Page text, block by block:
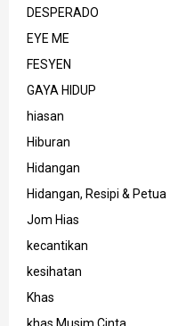
DESPERADO
EYE ME
FESYEN
GAYA HIDUP
hiasan
Hiburan
Hidangan
Hidangan, Resipi & Petua
Jom Hias
kecantikan
kesihatan
Khas